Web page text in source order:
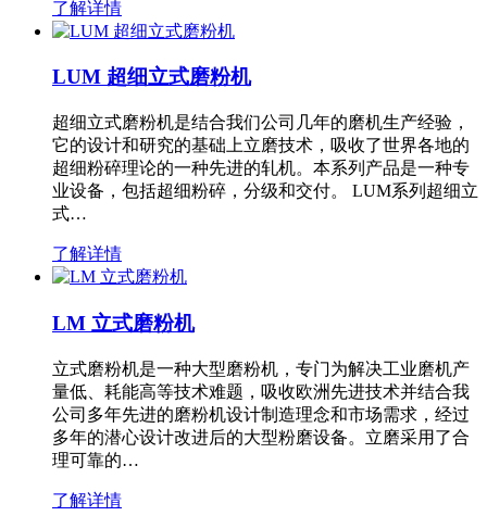
了解详情
LUM 超细立式磨粉机
超细立式磨粉机是结合我们公司几年的磨机生产经验，
它的设计和研究的基础上立磨技术，吸收了世界各地的
超细粉碎理论的一种先进的轧机。本系列产品是一种专
业设备，包括超细粉碎，分级和交付。 LUM系列超细立
式…
了解详情
LM 立式磨粉机
立式磨粉机是一种大型磨粉机，专门为解决工业磨机产
量低、耗能高等技术难题，吸收欧洲先进技术并结合我
公司多年先进的磨粉机设计制造理念和市场需求，经过
多年的潜心设计改进后的大型粉磨设备。立磨采用了合
理可靠的…
了解详情